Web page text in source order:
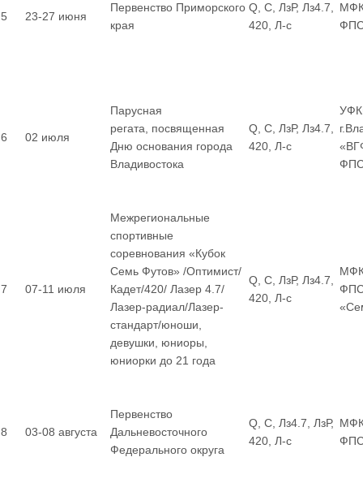
5 23-27 июня
Первенство Приморского
края
Q, С, ЛзР, Лз4.7,
420, Л-с
6 02 июля
Парусная
регата, посвященная
Дню основания города
Владивостока
Q, С, ЛзР, Лз4.7,
420, Л-с
7 07-11 июля
Межрегиональные
спортивные
соревнования «Кубок
Семь Футов» /Оптимист/
Кадет/420/ Лазер 4.7/
Лазер-радиал/Лазер-
стандарт/юноши,
девушки, юниоры,
юниорки до 21 года
Q, С, ЛзР, Лз4.7,
420, Л-с
8 03-08 августа
Первенство
Дальневосточного
Федерального округа
Q, С, Лз4.7, ЛзР,
420, Л-с